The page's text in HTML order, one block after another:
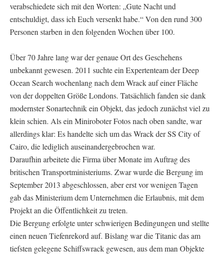
verabschiedete sich mit den Worten: „Gute Nacht und
entschuldigt, dass ich Euch versenkt habe.“ Von den rund 300
Personen starben in den folgenden Wochen über 100.
Über 70 Jahre lang war der genaue Ort des Geschehens
unbekannt gewesen. 2011 suchte ein Expertenteam der Deep
Ocean Search wochenlang nach dem Wrack auf einer Fläche
von der doppelten Größe Londons. Tatsächlich fanden sie dank
modernster Sonartechnik ein Objekt, das jedoch zunächst viel zu
klein schien. Als ein Miniroboter Fotos nach oben sandte, war
allerdings klar: Es handelte sich um das Wrack der SS City of
Cairo, die lediglich auseinandergebrochen war.
Daraufhin arbeitete die Firma über Monate im Auftrag des
britischen Transportministeriums. Zwar wurde die Bergung im
September 2013 abgeschlossen, aber erst vor wenigen Tagen
gab das Ministerium dem Unternehmen die Erlaubnis, mit dem
Projekt an die Öffentlichkeit zu treten.
Die Bergung erfolgte unter schwierigen Bedingungen und stellte
einen neuen Tiefenrekord auf. Bislang war die Titanic das am
tiefsten gelegene Schiffswrack gewesen, aus dem man Objekte